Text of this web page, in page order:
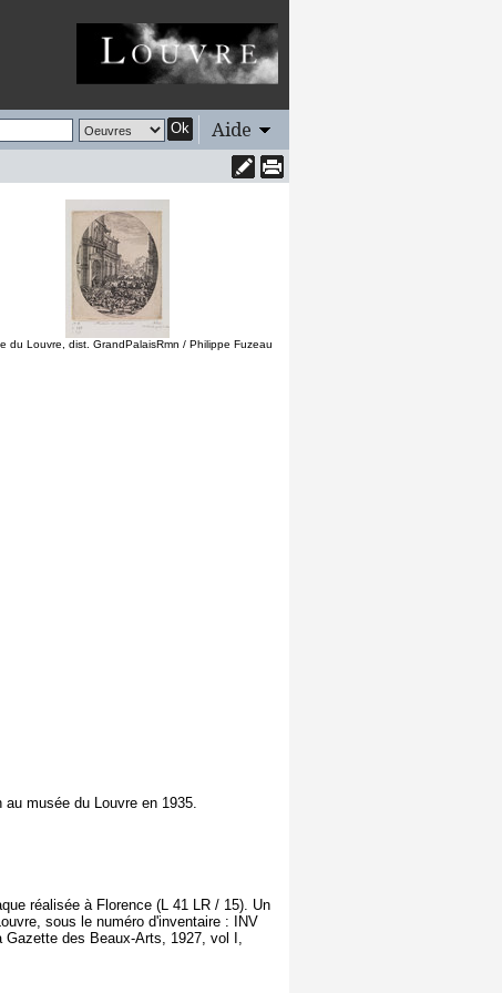
Ok Aide
du Louvre, dist. GrandPalaisRmn / Philippe Fuzeau
musée du Louvre en 1935.
réalisée à Florence (L 41 LR / 15). Un
sous le numéro d'inventaire : INV
des Beaux-Arts, 1927, vol I,